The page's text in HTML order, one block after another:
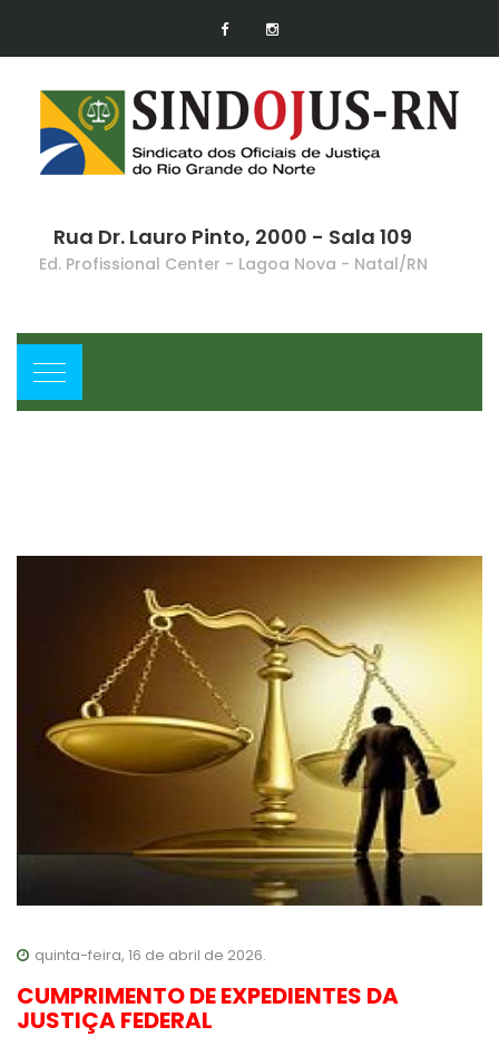
Rua Dr. Lauro Pinto, 2000 - Sala 109
Ed. Profissional Center - Lagoa Nova - Natal/RN
quinta-feira, 16 de abril de 2026.
CUMPRIMENTO DE EXPEDIENTES DA
JUSTIÇA FEDERAL